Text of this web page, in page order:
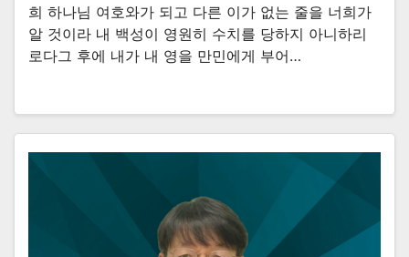
희 하나님 여호와가 되고 다른 이가 없는 줄을 너희가
알 것이라 내 백성이 영원히 수치를 당하지 아니하리
로다그 후에 내가 내 영을 만민에게 부어…